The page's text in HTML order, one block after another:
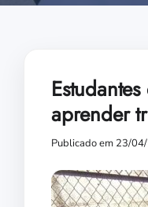
aprender
Publicado em 23/